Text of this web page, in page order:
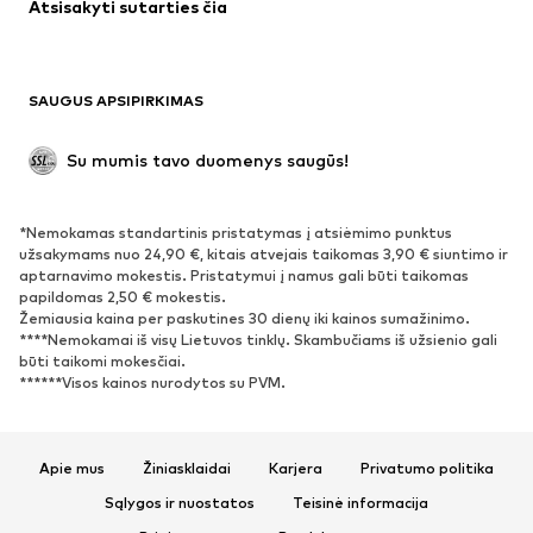
Paltai
Proginiai
Išskirtiniai
BATAI
Naujienos
Šiuo metu paklausu
Sportbačiai
Aulinukai
Batai su kulniukais
Basutės ir šlepetės
Bateliai
Įsispiriami bateliai
Atsisakyti sutarties čia
SAUGUS APSIPIRKIMAS
Su mumis tavo duomenys saugūs!
*Nemokamas standartinis pristatymas į atsiėmimo punktus
užsakymams nuo 24,90 €, kitais atvejais taikomas 3,90 € siuntimo ir
aptarnavimo mokestis. Pristatymui į namus gali būti taikomas
papildomas 2,50 € mokestis.
Žemiausia kaina per paskutines 30 dienų iki kainos sumažinimo.
****Nemokamai iš visų Lietuvos tinklų. Skambučiams iš užsienio gali
būti taikomi mokesčiai.
******Visos kainos nurodytos su PVM.
Apie mus Žiniasklaidai Karjera
Privatumo politika
Sąlygos ir nuostatos
Teisinė informacija